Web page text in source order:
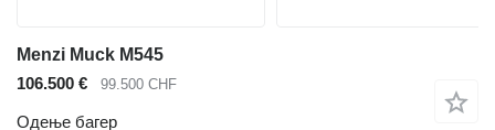
Menzi Muck M545
106.500 €
99.500 CHF
Одење багер